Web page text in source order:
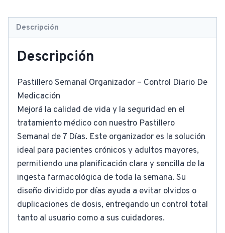
Descripción
Descripción
Pastillero Semanal Organizador – Control Diario De
Medicación
Mejorá la calidad de vida y la seguridad en el
tratamiento médico con nuestro Pastillero
Semanal de 7 Días. Este organizador es la solución
ideal para pacientes crónicos y adultos mayores,
permitiendo una planificación clara y sencilla de la
ingesta farmacológica de toda la semana. Su
diseño dividido por días ayuda a evitar olvidos o
duplicaciones de dosis, entregando un control total
tanto al usuario como a sus cuidadores.